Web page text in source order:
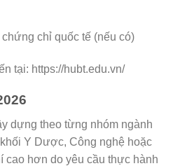
chỉ quốc tế (nếu có)
tại: https://hubt.edu.vn/
dựng theo từng nhóm ngành
Y Dược, Công nghệ hoặc
cao hơn do yêu cầu thực hành